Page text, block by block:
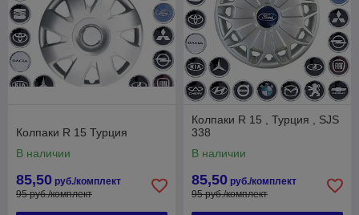
Колпаки R 15 Турция
В наличии
85,50 руб./комплект
95 руб./комплект
Колпаки R 15 , Турция , SJS
338
В наличии
85,50 руб./комплект
95 руб./комплект